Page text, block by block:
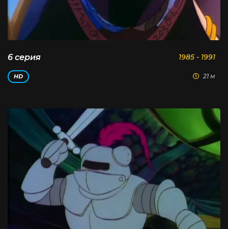
6 серия 1985 - 1991
HD 21 м